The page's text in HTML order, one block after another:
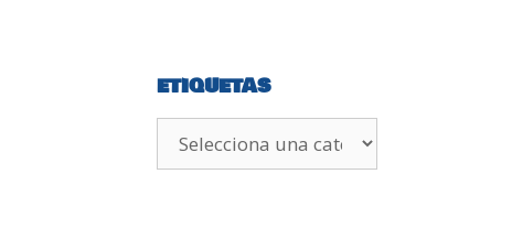
ETIQUETAS